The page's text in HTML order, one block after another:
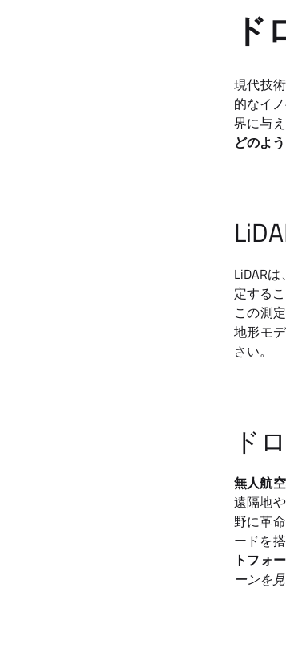
ド
現代技
的なイ
界に与え
どのよ
LiDAR
定する
この測
地形モ
さい。
ド
無人航
遠隔地
野に革
ードを
トフォ
ーンを